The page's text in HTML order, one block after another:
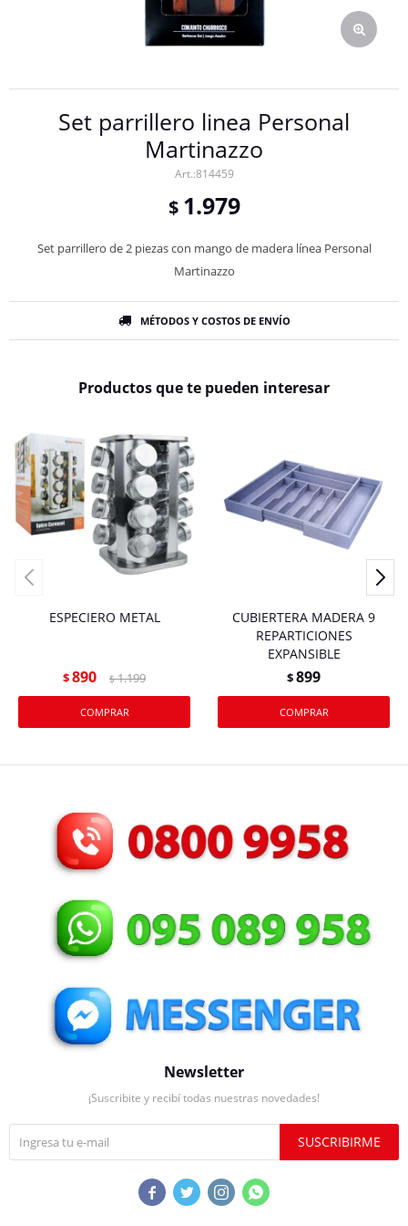
Set parrillero linea Personal
Martinazzo
814459
$ 1.979
Set parrillero de 2 piezas con mango de madera línea Personal
Martinazzo
MÉTODOS Y COSTOS DE ENVÍO
Productos que te pueden interesar
ESPECIERO METAL
$890 $ 1.199
CUBIERTERA MADERA 9
REPARTICIONES
EXPANSIBLE
$899
Newsletter
¡Suscribite y recibí todas nuestras novedades!
SUSCRIBIRME
   